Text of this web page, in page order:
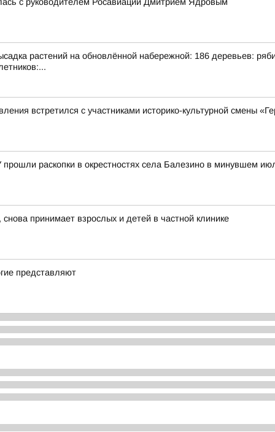
растений на обновлённой набережной: 186 деревьев:
встретился с участниками историко-культурной смены
раскопки в окрестностях села Балезино в минувшем
принимает взрослых и детей в частной клинике
представляют